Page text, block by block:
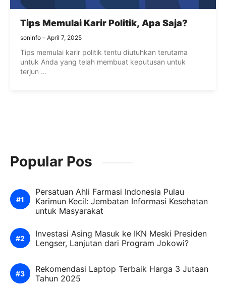
Tips Memulai Karir Politik, Apa Saja?
soninfo April 7, 2025
Tips memulai karir politik tentu diutuhkan terutama
untuk Anda yang telah membuat keputusan untuk
terjun ...
Popular Pos
Persatuan Ahli Farmasi Indonesia Pulau
Karimun Kecil: Jembatan Informasi Kesehatan
untuk Masyarakat
Investasi Asing Masuk ke IKN Meski Presiden
Lengser, Lanjutan dari Program Jokowi?
Rekomendasi Laptop Terbaik Harga 3 Jutaan
Tahun 2025